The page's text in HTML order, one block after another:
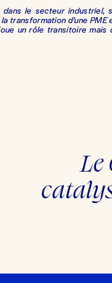
le secteur industriel,
transformation d’une PME
un rôle transitoire mais
Le